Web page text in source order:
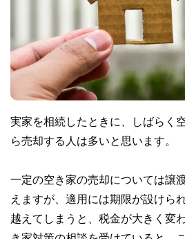
実家を相続したときに、しばらく
ら売却する人は多いと思います。
一定の空き家の売却については譲
えますが、適用には期限が設けら
越えてしまうと、税金が大きく変